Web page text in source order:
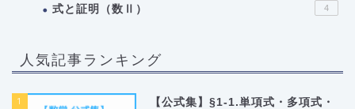
式と証明（数Ⅱ） 4
人気記事ランキング
1
【公式集】§1-1.単項式・多項式・